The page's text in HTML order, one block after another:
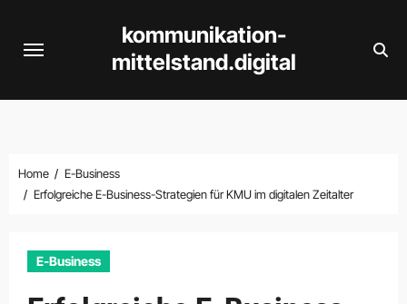
kommunikation-
mittelstand.digital
Home
E-Business
Erfolgreiche E-Business-Strategien für KMU im digitalen Zeitalter
E-Business